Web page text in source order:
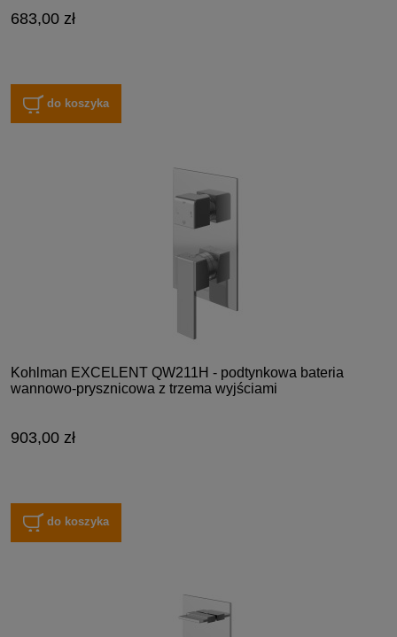
683,00 zł
do koszyka
Kohlman EXCELENT QW211H - podtynkowa bateria
wannowo-prysznicowa z trzema wyjściami
903,00 zł
do koszyka